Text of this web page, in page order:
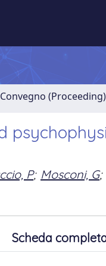
(Proceeding)
P; Mosconi, G;
Scheda